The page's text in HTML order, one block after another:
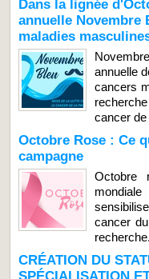
Dans la lignée
annuelle Novembre
maladies
annuelle
cancers
cancer de
Octobre Rose : Ce
campagne
Octobre
cancer
CRÉATION DU
SPÉCIALISATION